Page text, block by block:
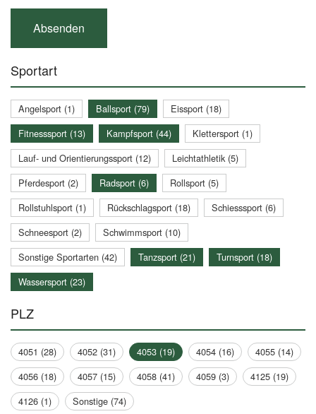
Sportart
Angelsport (1) Ballsport (79)
Eissport (18)
Fitnesssport (13)
Kampfsport (44)
Klettersport (1)
Lauf- und Orientierungssport (12)
Leichtathletik (5)
Pferdesport (2)
Radsport (6)
Rollsport (5)
Rollstuhlsport (1)
Rückschlagsport (18)
Schiesssport (6)
Schneesport (2)
Schwimmsport (10)
Sonstige Sportarten (42)
Tanzsport (21)
Turnsport (18)
Wassersport (23)
PLZ
4051 (28) 4052 (31) 4053 (19) 4054 (16)
4055 (14)
4056 (18)
4057 (15) 4058 (41) 4059 (3)
4125 (19)
4126 (1)
Sonstige (74)